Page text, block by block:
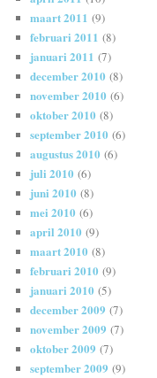
maart 2011 (9)
februari 2011 (8)
januari 2011 (7)
december 2010 (8)
november 2010 (6)
oktober 2010 (8)
september 2010 (6)
augustus 2010 (6)
juli 2010 (6)
juni 2010 (8)
mei 2010 (6)
april 2010 (9)
maart 2010 (8)
februari 2010 (9)
januari 2010 (5)
december 2009 (7)
november 2009 (7)
oktober 2009 (7)
september 2009 (9)